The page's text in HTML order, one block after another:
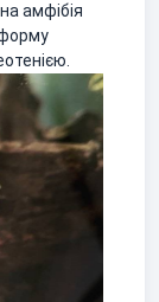
амфібія
форму